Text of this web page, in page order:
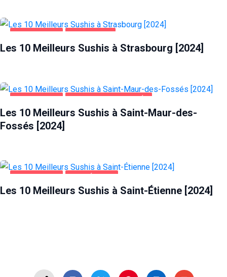
Les 10 Meilleurs Sushis à Strasbourg [2024]
Les 10 Meilleurs Sushis à Saint-Maur-des-
Fossés [2024]
Les 10 Meilleurs Sushis à Saint-Étienne [2024]